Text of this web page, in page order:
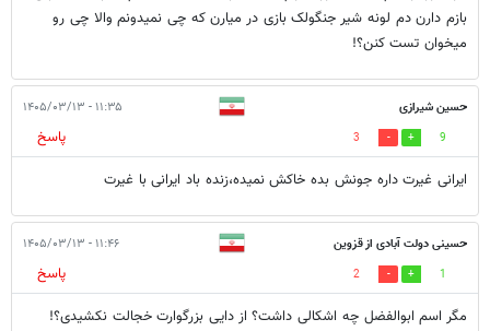
بازم دارن دم لونه شیر جنگولک بازی در میارن که چی نمیدونم والا چی رو
میخوان تست کنن؟!
حسین شیرازی ۱۱:۳۵ - ۱۴۰۵/۰۳/۱۳
9
3
پاسخ
ایرانی غیرت داره جونش بده خاکش نمیده،زنده باد ایرانی با غیرت
حسینی دولت آبادی از قزوین ۱۱:۴۶ - ۱۴۰۵/۰۳/۱۳
1
2
پاسخ
مگر اسم ابوالفضل چه اشکالی داشت؟ از دایی بزرگوارت خجالت نکشیدی؟!